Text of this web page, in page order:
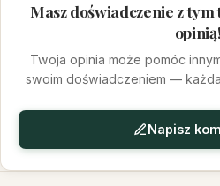
Masz doświadczenie z
opinią!
Twoja opinia może pomóc
swoim doświadczeniem —
Napisz